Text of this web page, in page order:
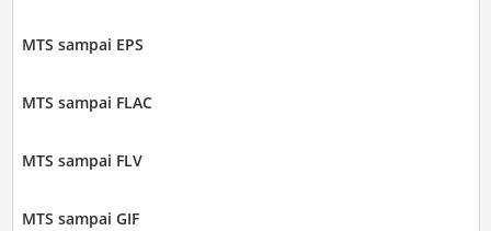
MTS sampai EPS
MTS sampai FLAC
MTS sampai FLV
MTS sampai GIF